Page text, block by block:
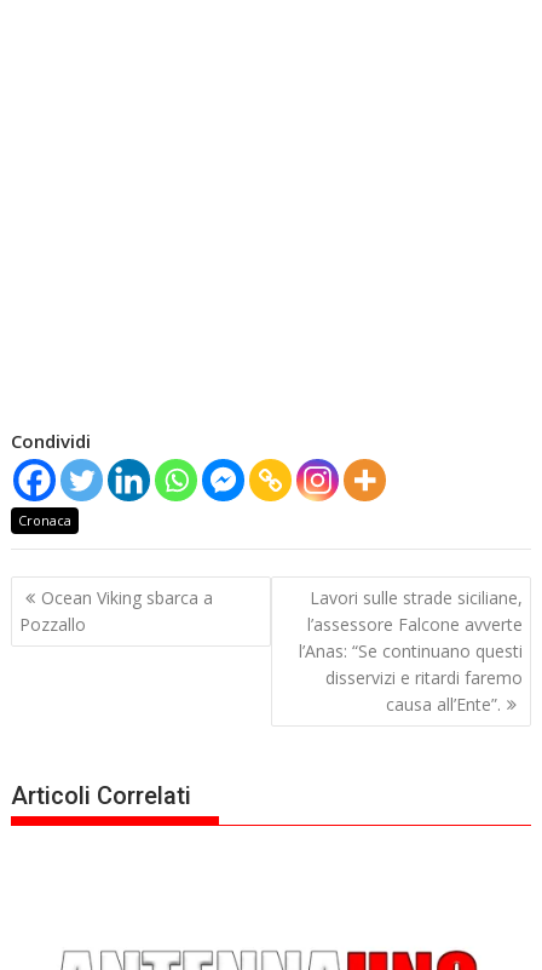
Condividi
Cronaca
Navigazione
articoli
Ocean Viking sbarca a
Pozzallo
Lavori sulle strade siciliane,
l’assessore Falcone avverte
l’Anas: “Se continuano questi
disservizi e ritardi faremo
causa all’Ente”.
Articoli Correlati